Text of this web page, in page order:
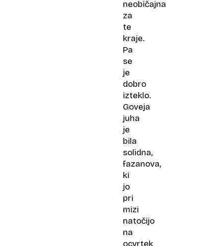
neobičajna
za
te
kraje.
Pa
se
je
dobro
izteklo.
Goveja
juha
je
bila
solidna,
fazanova,
ki
jo
pri
mizi
natočijo
na
ocvrtek